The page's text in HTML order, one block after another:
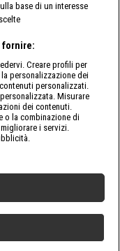
base di un interesse
fornire:
Creare profili per
personalizzazione dei
personalizzati.
Misurare
dei contenuti.
o la combinazione di
i servizi.